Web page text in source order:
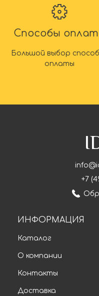
Способы
Большой выбор
оплаты
+7
ИНФОРМАЦИЯ
Каталог
О компании
Контакты
Доставка